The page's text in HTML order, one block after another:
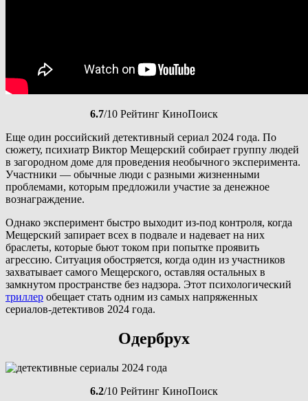
6.7/10 Рейтинг КиноПоиск
Еще один российский детективный сериал 2024 года. По
сюжету, психиатр Виктор Мещерский собирает группу людей
в загородном доме для проведения необычного эксперимента.
Участники — обычные люди с разными жизненными
проблемами, которым предложили участие за денежное
вознаграждение.
Однако эксперимент быстро выходит из-под контроля, когда
Мещерский запирает всех в подвале и надевает на них
браслеты, которые бьют током при попытке проявить
агрессию. Ситуация обостряется, когда один из участников
захватывает самого Мещерского, оставляя остальных в
замкнутом пространстве без надзора. Этот психологический
триллер обещает стать одним из самых напряженных
сериалов-детективов 2024 года.
Одербрух
6.2/10 Рейтинг КиноПоиск